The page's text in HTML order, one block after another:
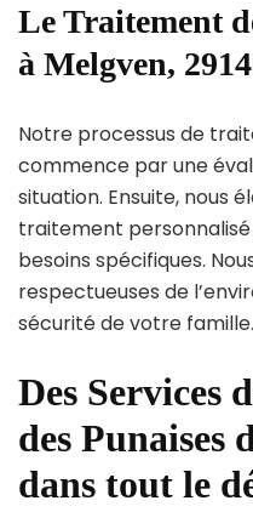
Le Traitement
à Melgven,
Notre processus de
commence par une
situation. Ensuite, nous
traitement
besoins spécifiques.
respectueuses de
sécurité de votre famille.
Des Services
des Punaises
dans tout le